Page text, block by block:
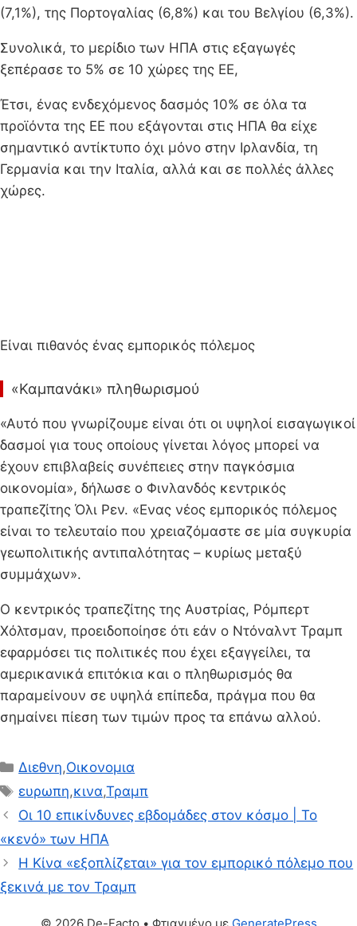
(7,1%), της Πορτογαλίας (6,8%) και του Βελγίου (6,3%).
Συνολικά, το μερίδιο των ΗΠΑ στις εξαγωγές
ξεπέρασε το 5% σε 10 χώρες της ΕΕ,
Έτσι, ένας ενδεχόμενος δασμός 10% σε όλα τα
προϊόντα της ΕΕ που εξάγονται στις ΗΠΑ θα είχε
σημαντικό αντίκτυπο όχι μόνο στην Ιρλανδία, τη
Γερμανία και την Ιταλία, αλλά και σε πολλές άλλες
χώρες.
Είναι πιθανός ένας εμπορικός πόλεμος
«Καμπανάκι» πληθωρισμού
«Αυτό που γνωρίζουμε είναι ότι οι υψηλοί εισαγωγικοί
δασμοί για τους οποίους γίνεται λόγος μπορεί να
έχουν επιβλαβείς συνέπειες στην παγκόσμια
οικονομία», δήλωσε ο Φινλανδός κεντρικός
τραπεζίτης Όλι Ρεν. «Ενας νέος εμπορικός πόλεμος
είναι το τελευταίο που χρειαζόμαστε σε μία συγκυρία
γεωπολιτικής αντιπαλότητας – κυρίως μεταξύ
συμμάχων».
Ο κεντρικός τραπεζίτης της Αυστρίας, Ρόμπερτ
Χόλτσμαν, προειδοποίησε ότι εάν ο Ντόναλντ Τραμπ
εφαρμόσει τις πολιτικές που έχει εξαγγείλει, τα
αμερικανικά επιτόκια και ο πληθωρισμός θα
παραμείνουν σε υψηλά επίπεδα, πράγμα που θα
σημαίνει πίεση των τιμών προς τα επάνω αλλού.
Κατηγορίες
Διεθνη,Οικονομια
Ετικέτες
ευρωπη,κινα,Τραμπ
Οι 10 επικίνδυνες εβδομάδες στον κόσμο | Το
«κενό» των ΗΠΑ
Η Κίνα «εξοπλίζεται» για τον εμπορικό πόλεμο που
ξεκινά με τον Τραμπ